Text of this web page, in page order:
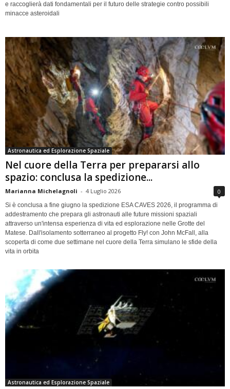
e raccoglierà dati fondamentali per il futuro delle strategie contro possibili
minacce asteroidali
Astronautica ed Esplorazione Spaziale
Nel cuore della Terra per prepararsi allo
spazio: conclusa la spedizione...
Marianna Michelagnoli - 4 Luglio 2026 0
Si è conclusa a fine giugno la spedizione ESA CAVES 2026, il programma di
addestramento che prepara gli astronauti alle future missioni spaziali
attraverso un'intensa esperienza di vita ed esplorazione nelle Grotte del
Matese. Dall'isolamento sotterraneo al progetto Fly! con John McFall, alla
scoperta di come due settimane nel cuore della Terra simulano le sfide della
vita in orbita
Astronautica ed Esplorazione Spaziale